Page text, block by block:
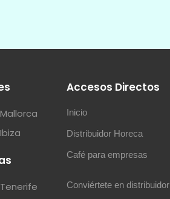
Accesos Directos
Inicio
Distribuidor Horeca
Café para empresas
Conviértete en distribuidor